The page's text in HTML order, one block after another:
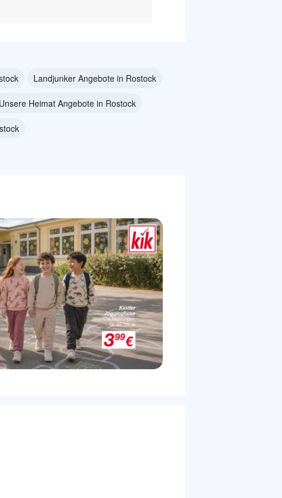
Landjunker Angebote in Rostock
Unsere Heimat Angebote in Rostock